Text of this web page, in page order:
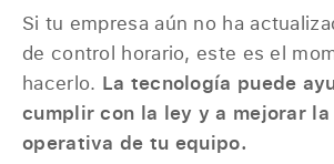
Si tu empresa aún no ha
de control horario, este es el
hacerlo. La tecnología puede
cumplir con la ley y a mejorar
operativa de tu equipo.